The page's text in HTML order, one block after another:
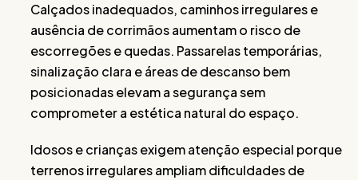
Calçados inadequados, caminhos irregulares e
ausência de corrimãos aumentam o risco de
escorregões e quedas. Passarelas temporárias,
sinalização clara e áreas de descanso bem
posicionadas elevam a segurança sem
comprometer a estética natural do espaço.
Idosos e crianças exigem atenção especial porque
terrenos irregulares ampliam dificuldades de